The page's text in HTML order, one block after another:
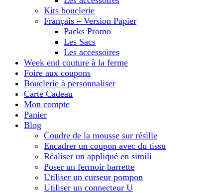
Kits bouclerie
Français – Version Papier
Packs Promo
Les Sacs
Les accessoires
Week end couture à la ferme
Foire aux coupons
Bouclerie à personnaliser
Carte Cadeau
Mon compte
Panier
Blog
Coudre de la mousse sur résille
Encadrer un coupon avec du tissu
Réaliser un appliqué en simili
Poser un fermoir barrette
Utiliser un curseur pompon
Utiliser un connecteur U